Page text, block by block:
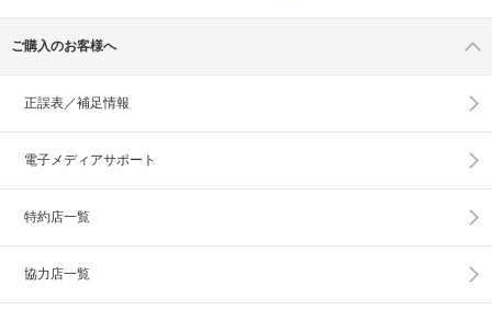
ご購入のお客様へ
正誤表／補足情報
電子メディアサポート
特約店一覧
協力店一覧